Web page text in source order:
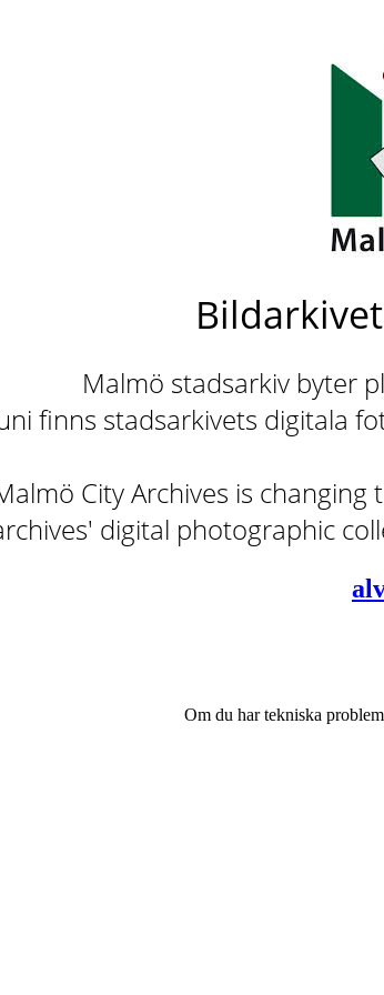
Malmö stadsarkiv byter
finns stadsarkivets digitala
City Archives is
digital photographic
Om du har tekniska